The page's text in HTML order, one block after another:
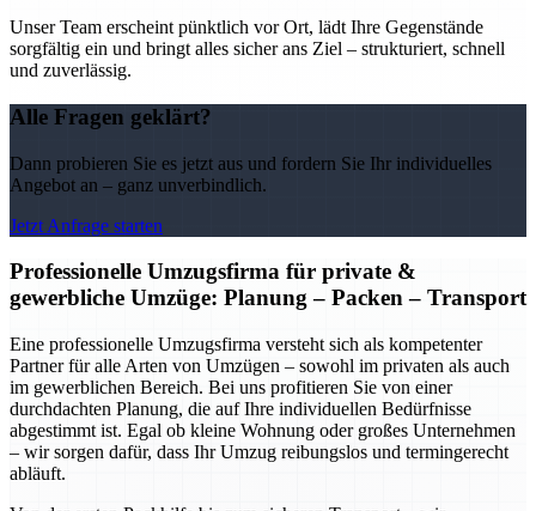
Unser Team erscheint pünktlich vor Ort, lädt Ihre Gegenstände
sorgfältig ein und bringt alles sicher ans Ziel – strukturiert, schnell
und zuverlässig.
Alle Fragen geklärt?
Dann probieren Sie es jetzt aus und fordern Sie Ihr individuelles
Angebot an – ganz unverbindlich.
Jetzt Anfrage starten
Professionelle Umzugsfirma für private &
gewerbliche Umzüge: Planung – Packen – Transport
Eine professionelle Umzugsfirma versteht sich als kompetenter
Partner für alle Arten von Umzügen – sowohl im privaten als auch
im gewerblichen Bereich. Bei uns profitieren Sie von einer
durchdachten Planung, die auf Ihre individuellen Bedürfnisse
abgestimmt ist. Egal ob kleine Wohnung oder großes Unternehmen
– wir sorgen dafür, dass Ihr Umzug reibungslos und termingerecht
abläuft.